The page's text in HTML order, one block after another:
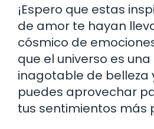
¡Espero que estas
de amor te hayan
cósmico de
que el universo es
inagotable de belleza
puedes aprovechar
tus sentimientos más